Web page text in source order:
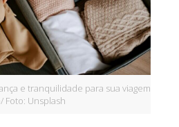
e tranquilidade para sua viagem
Foto: Unsplash